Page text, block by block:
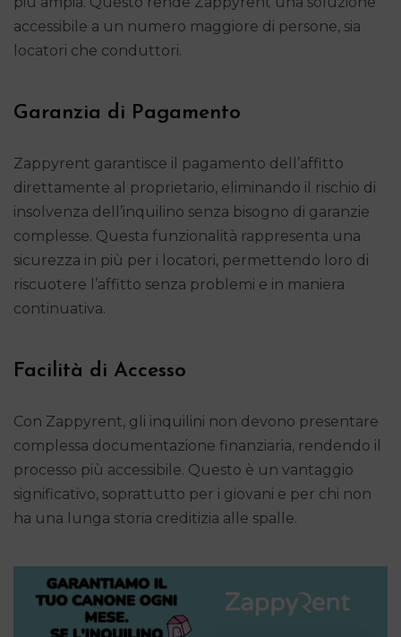
accessibile a un numero maggiore di persone, sia
locatori che conduttori.
Garanzia di Pagamento
Zappyrent garantisce il pagamento dell’affitto
direttamente al proprietario, eliminando il rischio di
insolvenza dell’inquilino senza bisogno di garanzie
complesse. Questa funzionalità rappresenta una
sicurezza in più per i locatori, permettendo loro di
riscuotere l’affitto senza problemi e in maniera
continuativa.
Facilità di Accesso
Con Zappyrent, gli inquilini non devono presentare
complessa documentazione finanziaria, rendendo il
processo più accessibile. Questo è un vantaggio
significativo, soprattutto per i giovani e per chi non
ha una lunga storia creditizia alle spalle.